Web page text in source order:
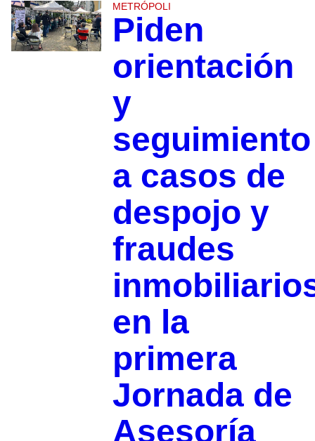
METRÓPOLI
Piden
orientación
y
seguimiento
a casos de
despojo y
fraudes
en la
primera
Jornada de
Asesoría